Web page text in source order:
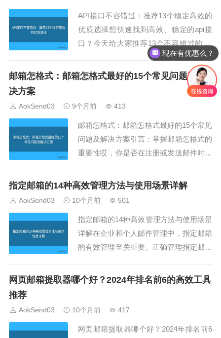
API接口不容错过：推荐13个稳定高效的
优质选择想快速找到高效、稳定的api接
口？今天给大家推荐13个不容错过的api
接口，让你在开发中省心又省力。AokSe
nd的api接口也是高质量选择之一，非常
值得参考。1. API接口的定义api接口其实
就是程序间的数据桥梁，通过api接口，
程序可以互相获取和...
邮箱怎格式：邮箱怎格式最好的15个常见问题及解
决方案
AokSend03 9个月前 413
邮箱怎格式：邮箱怎格式最好的15个常见
问题及解决方案引言：掌握邮箱怎格式的
重要性哎，你是否在注册或发送邮件时遇
不规范。本文将针对 邮箱怎格式 的15个
用户名包含非法字符第一个常见问题...
指定邮箱的14种高效管理方法与使用场景详解
AokSend03 10个月前 501
指定邮箱的14种高效管理方法与使用场景
详解在企业和个人邮件管理中，指定邮箱
的有效管理至关重要。正确管理指定邮箱
送达。本文结合AokSend，为你详细介绍
理。一、批量导入指定邮箱使用AokSe
n...
网页邮箱提取器哪个好？2024年排名前6的高效工具
推荐
AokSend03 10个月前 417
网页邮箱提取器哪个好？2024年排名前6
现在有优惠么？